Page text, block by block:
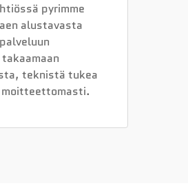
pyrimme
alustavasta
teknistä tukea